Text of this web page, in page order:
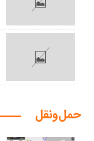
حمل‌و‌نقل